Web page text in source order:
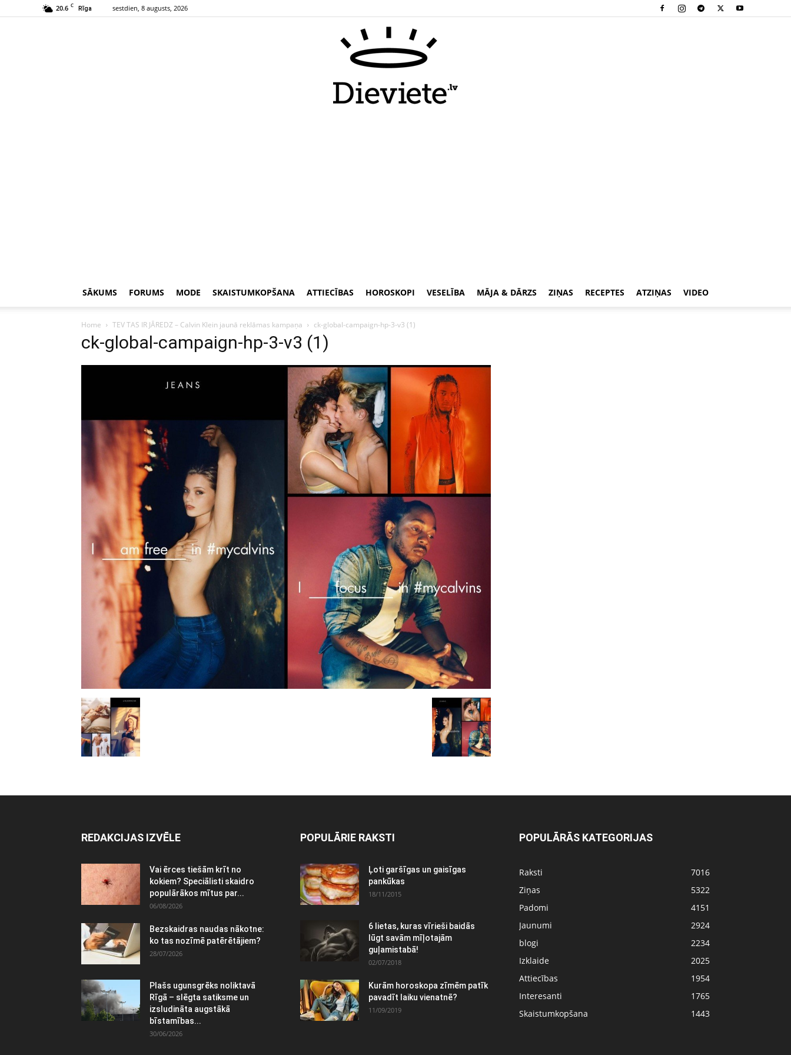
20.6 C Rīga sestdien, 8 augusts, 2026
SĀKUMS FORUMS MODE SKAISTUMKOPŠANA ATTIECĪBAS HOROSKOPI VESELĪBA MĀJA & DĀRZS ZIŅAS RECEPTES ATZIŅAS VIDEO
Home TEV TAS IR JĀREDZ – Calvin Klein jaunā reklāmas kampaņa ck-global-campaign-hp-3-v3 (1)
ck-global-campaign-hp-3-v3 (1)
REDAKCIJAS IZVĒLE
Vai ērces tiešām krīt no
kokiem? Speciālisti skaidro
populārākos mītus par...
06/08/2026
Bezskaidras naudas nākotne:
ko tas nozīmē patērētājiem?
28/07/2026
Plašs ugunsgrēks noliktavā
Rīgā – slēgta satiksme un
izsludināta augstākā
bīstamības...
30/06/2026
POPULĀRIE RAKSTI
Ļoti garšīgas un gaisīgas
pankūkas
18/11/2015
6 lietas, kuras vīrieši baidās
lūgt savām mīļotajām
guļamistabā!
02/07/2018
Kurām horoskopa zīmēm patīk
pavadīt laiku vienatnē?
11/09/2019
POPULĀRĀS KATEGORIJAS
Raksti
7016
Ziņas
5322
Padomi
4151
Jaunumi
2924
blogi
2234
Izklaide
2025
Attiecības
1954
Interesanti
1765
Skaistumkopšana
1443